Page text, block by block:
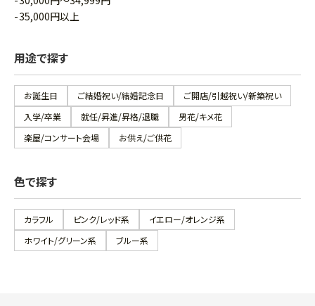
35,000円以上
用途で探す
お誕生日 ご結婚祝い/結婚記念日
ご開店/引越祝い/新築祝い
入学/卒業
就任/昇進/昇格/退職
男花/キメ花
楽屋/コンサート会場
お供え/ご供花
色で探す
カラフル ピンク/レッド系
イエロー/オレンジ系
ホワイト/グリーン系
ブルー系